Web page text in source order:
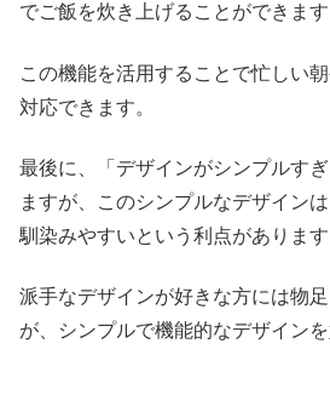
でご飯を炊き上げることができます
この機能を活用することで忙しい
対応できます。
最後に、「デザインがシンプルす
ますが、このシンプルなデザイン
馴染みやすいという利点があります
派手なデザインが好きな方には物
が、シンプルで機能的なデザイン